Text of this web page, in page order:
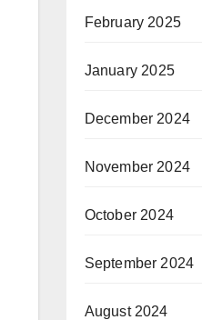
February 2025
January 2025
December 2024
November 2024
October 2024
September 2024
August 2024